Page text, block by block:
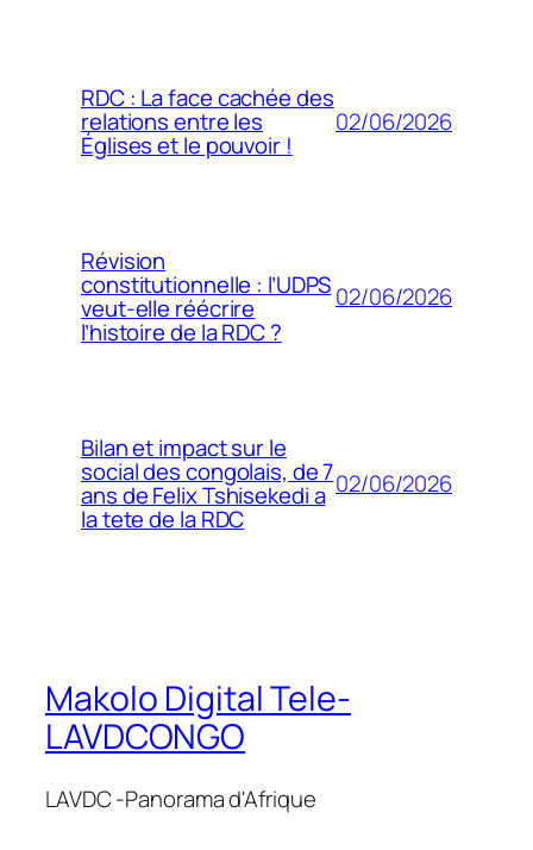
RDC : La face cachée des
relations entre les
Églises et le pouvoir !
02/06/2026
Révision
constitutionnelle : l’UDPS
veut-elle réécrire
l’histoire de la RDC ?
02/06/2026
Bilan et impact sur le
social des congolais, de 7
ans de Felix Tshisekedi a
la tete de la RDC
02/06/2026
Makolo Digital Tele-
LAVDCONGO
LAVDC -Panorama d'Afrique